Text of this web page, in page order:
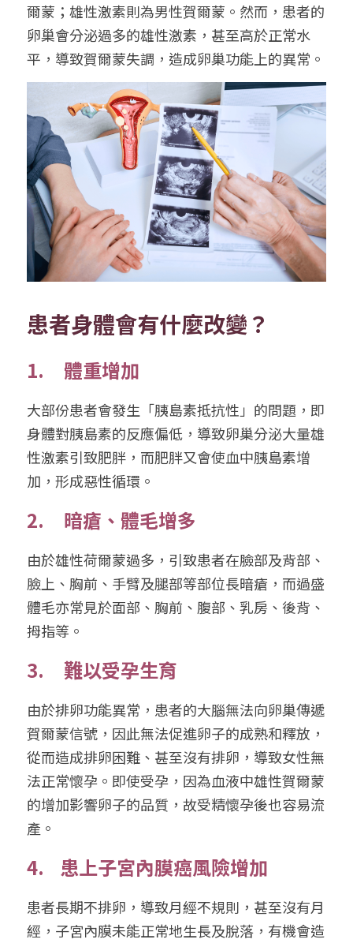
爾蒙；雄性激素則為男性賀爾蒙。然而，患者的
卵巢會分泌過多的雄性激素，甚至高於正常水
平，導致賀爾蒙失調，造成卵巢功能上的異常。
患者身體會有什麼改變？
1.     體重增加
大部份患者會發生「胰島素抵抗性」的問題，即
身體對胰島素的反應偏低，導致卵巢分泌大量雄
性激素引致肥胖，而肥胖又會使血中胰島素增
加，形成惡性循環。
2.     暗瘡、體毛增多
由於雄性荷爾蒙過多，引致患者在臉部及背部、
臉上、胸前、手臂及腿部等部位長暗瘡，而過盛
體毛亦常見於面部、胸前、腹部、乳房、後背、
拇指等。
3.     難以受孕生育
由於排卵功能異常，患者的大腦無法向卵巢傳遞
賀爾蒙信號，因此無法促進卵子的成熟和釋放，
從而造成排卵困難、甚至沒有排卵，導致女性無
法正常懷孕。即使受孕，因為血液中雄性賀爾蒙
的增加影響卵子的品質，故受精懷孕後也容易流
產。
4.    患上子宮內膜癌風險增加
患者長期不排卵，導致月經不規則，甚至沒有月
經，子宮內膜未能正常地生長及脫落，有機會造